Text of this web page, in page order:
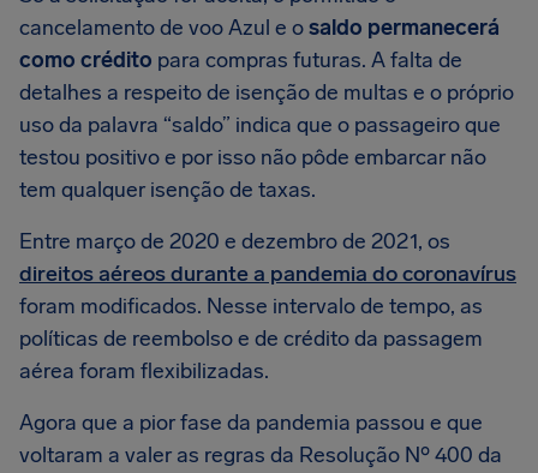
cancelamento de voo Azul e osaldo permanecerá
como crédito para compras futuras. A falta de
detalhes a respeito de isenção de multas e o próprio
uso da palavra “saldo” indica que o passageiro que
testou positivo e por isso não pôde embarcar não
tem qualquer isenção de taxas.
Entre março de 2020 e dezembro de 2021, os
direitos aéreos durante a pandemia do coronavírus
foram modificados. Nesse intervalo de tempo, as
políticas de reembolso e de crédito da passagem
aérea foram flexibilizadas.
Agora que a pior fase da pandemia passou e que
voltaram a valer as regras da Resolução Nº 400 da